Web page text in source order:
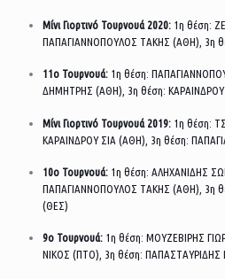
Μίνι Γιορτινό Τουρνουά 2020: 1η θέση:
ΠΑΠΑΓΙΑΝΝΟΠΟΥΛΟΣ ΤΑΚΗΣ (ΑΘΗ), 3η
11ο Τουρνουά: 1η θέση:
ΔΗΜΗΤΡΗΣ (ΑΘΗ), 3η θέση:
Μίνι Γιορτινό Τουρνουά 2019: 1η θέση:
ΚΑΡΑΙΝΔΡΟΥ ΣΙΑ (ΑΘΗ), 3η θέση:
10ο Τουρνουά: 1η θέση: ΑΛΗΧΑΝΙΔΗΣ
ΠΑΠΑΓΙΑΝΝΟΠΟΥΛΟΣ ΤΑΚΗΣ (ΑΘΗ), 3η
(ΘΕΣ)
9ο Τουρνουά: 1η θέση: ΜΟΥΖΕΒΙΡΗΣ
ΝΙΚΟΣ (ΠΤΟ), 3η θέση: